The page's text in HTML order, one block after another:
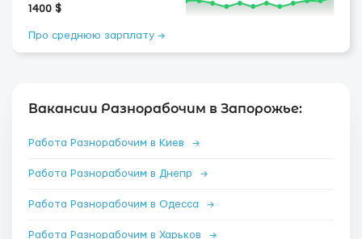
1400 $
Про среднюю зарплату →
Вакансии Разнорабочим в Запорожье:
Работа Разнорабочим в Киев →
Работа Разнорабочим в Днепр →
Работа Разнорабочим в Одесса →
Работа Разнорабочим в Харьков →